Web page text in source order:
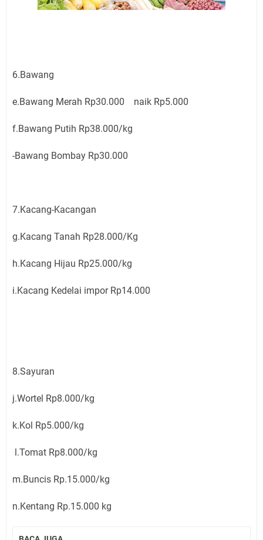
6.Bawang
e.Bawang Merah Rp30.000 naik Rp5.000
f.Bawang Putih Rp38.000/kg
-Bawang Bombay Rp30.000
7.Kacang-Kacangan
g.Kacang Tanah Rp28.000/Kg
h.Kacang Hijau Rp25.000/kg
i.Kacang Kedelai impor Rp14.000
8.Sayuran
j.Wortel Rp8.000/kg
k.Kol Rp5.000/kg
l.Tomat Rp8.000/kg
m.Buncis Rp.15.000/kg
n.Kentang Rp.15.000 kg